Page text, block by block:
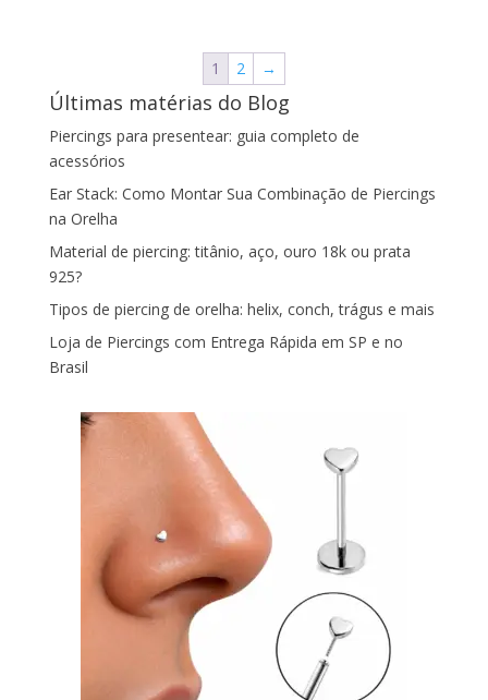
1 2 →
Últimas matérias do Blog
Piercings para presentear: guia completo de
acessórios
Ear Stack: Como Montar Sua Combinação de Piercings
na Orelha
Material de piercing: titânio, aço, ouro 18k ou prata
925?
Tipos de piercing de orelha: helix, conch, trágus e mais
Loja de Piercings com Entrega Rápida em SP e no
Brasil